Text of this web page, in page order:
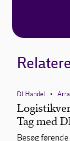
DI Handel •
Tag med
Besøg